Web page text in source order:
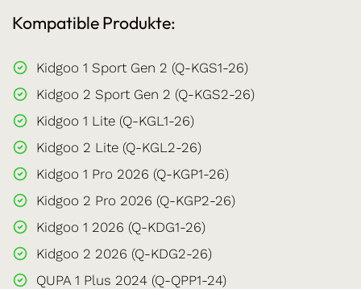
Kompatible Produkte:
Kidgoo 1 Sport Gen 2 (Q-KGS1-26)
Kidgoo 2 Sport Gen 2 (Q-KGS2-26)
Kidgoo 1 Lite (Q-KGL1-26)
Kidgoo 2 Lite (Q-KGL2-26)
Kidgoo 1 Pro 2026 (Q-KGP1-26)
Kidgoo 2 Pro 2026 (Q-KGP2-26)
Kidgoo 1 2026 (Q-KDG1-26)
Kidgoo 2 2026 (Q-KDG2-26)
QUPA 1 Plus 2024 (Q-QPP1-24)